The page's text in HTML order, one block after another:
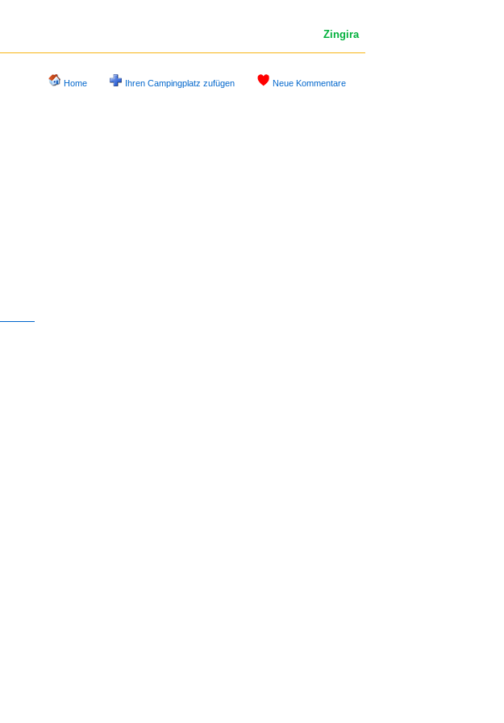
Zingira
Home Ihren Campingplatz zufügen Neue Kommentare